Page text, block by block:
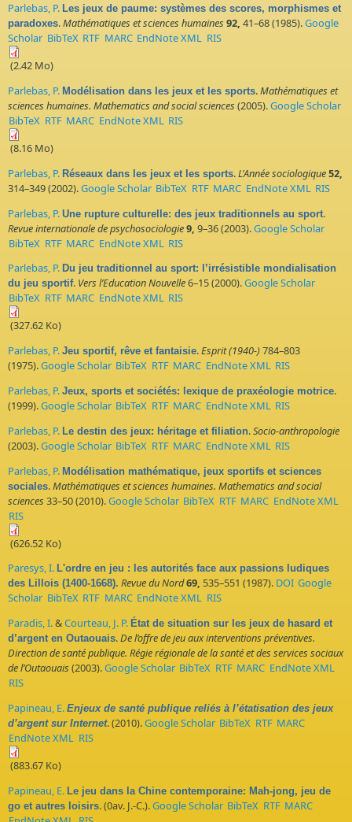
Parlebas, P. Les jeux de paume: systèmes des scores, morphismes et
paradoxes.Mathématiques et sciences humaines 92, 41–68 (1985).Google
Scholar BibTeX RTF MARC EndNote XML RIS
(2.42 Mo)
Parlebas, P. Modélisation dans les jeux et les sports.Mathématiques et
sciences humaines. Mathematics and social sciences (2005).Google Scholar
BibTeX RTF MARC EndNote XML RIS
(8.16 Mo)
Parlebas, P. Réseaux dans les jeux et les sports.L'Année sociologique52,
314–349 (2002).Google Scholar BibTeX RTF MARC EndNote XML RIS
Parlebas, P. Une rupture culturelle: des jeux traditionnels au sport.
Revue internationale de psychosociologie9, 9–36 (2003).Google Scholar
BibTeX RTF MARC EndNote XML RIS
Parlebas, P. Du jeu traditionnel au sport: l’irrésistible mondialisation
du jeu sportif. Vers l’Education Nouvelle6–15 (2000).Google Scholar
BibTeX RTF MARC EndNote XML RIS
(327.62 Ko)
Parlebas, P. Jeu sportif, rêve et fantaisie.Esprit (1940-)784–803
(1975).Google Scholar BibTeX RTF MARC EndNote XML RIS
Parlebas, P. Jeux, sports et sociétés: lexique de praxéologie motrice.
(1999).Google Scholar BibTeX RTF MARC EndNote XML RIS
Parlebas, P. Le destin des jeux: héritage et filiation.Socio-anthropologie
(2003).Google Scholar BibTeX RTF MARC EndNote XML RIS
Parlebas, P. Modélisation mathématique, jeux sportifs et sciences
sociales.Mathématiques et sciences humaines. Mathematics and social
sciences 33–50 (2010).Google Scholar BibTeX RTF MARC EndNote XML
RIS
(626.52 Ko)
Paresys, I. L'ordre en jeu : les autorités face aux passions ludiques
des Lillois (1400-1668). Revue du Nord69, 535–551 (1987). DOI Google
Scholar BibTeX RTF MARC EndNote XML RIS
Paradis, I.&Courteau, J. P. État de situation sur les jeux de hasard et
d’argent en Outaouais.De l’offre de jeu aux interventions préventives.
Direction de santé publique. Régie régionale de la santé et des services sociaux
de l’Outaouais (2003).Google Scholar BibTeX RTF MARC EndNote XML
RIS
Papineau, E. Enjeux de santé publique reliés à l’étatisation des jeux
d’argent sur Internet. (2010).Google Scholar BibTeX RTF MARC
EndNote XML RIS
(883.67 Ko)
Papineau, E. Le jeu dans la Chine contemporaine: Mah-jong, jeu de
go et autres loisirs. (0av. J.-C.).Google Scholar BibTeX RTF MARC